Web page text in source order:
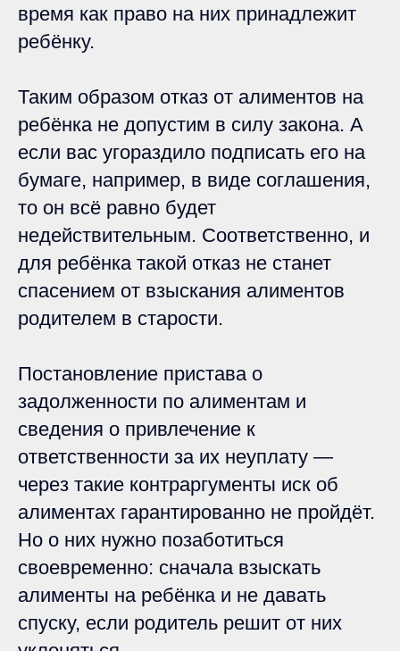
время как право на них принадлежит
ребёнку.
Таким образом отказ от алиментов на
ребёнка не допустим в силу закона. А
если вас угораздило подписать его на
бумаге, например, в виде соглашения,
то он всё равно будет
недействительным. Соответственно, и
для ребёнка такой отказ не станет
спасением от взыскания алиментов
родителем в старости.
Постановление пристава о
задолженности по алиментам и
сведения о привлечение к
ответственности за их неуплату —
через такие контраргументы иск об
алиментах гарантированно не пройдёт.
Но о них нужно позаботиться
своевременно: сначала взыскать
алименты на ребёнка и не давать
спуску, если родитель решит от них